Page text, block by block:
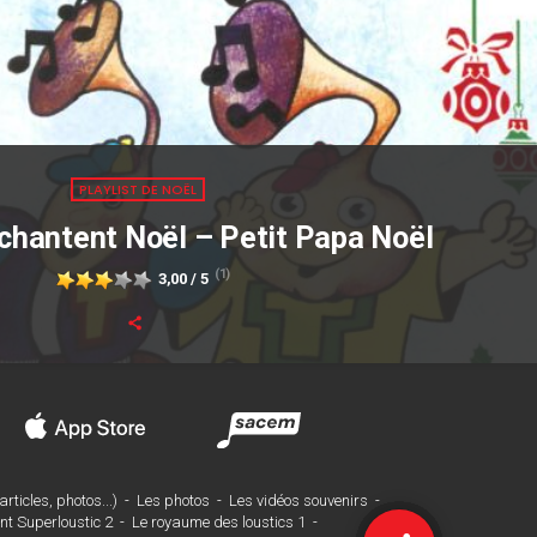
PLAYLIST DE NOËL
Noël – Petit Papa Noël
3,00 / 5 (1)
photos...) - Les photos - Les vidéos souvenirs -
Superloustic 2 - Le royaume des loustics 1 -